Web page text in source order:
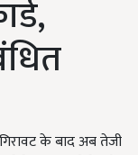
के बाद अब तेजी